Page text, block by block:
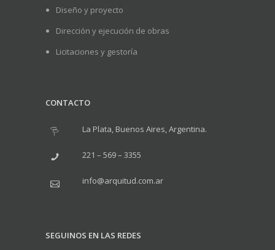
Diseño y proyecto
Dirección y ejecución de obras
Licitaciones y gestoría
CONTACTO
La Plata, Buenos Aires, Argentina.
221 – 569 – 3355
info@arquitud.com.ar
SEGUINOS EN LAS REDES